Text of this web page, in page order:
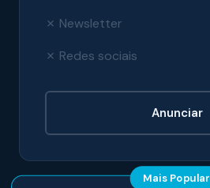
✗ Newsletter
✗ Redes sociais
Anunciar
Mais Popular